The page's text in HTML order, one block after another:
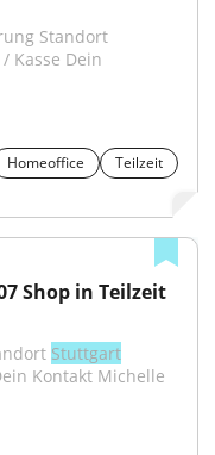
/ Kasse Dein
Homeoffice
Teilzeit
Shop in Teilzeit
Stuttgart
Kontakt Michelle